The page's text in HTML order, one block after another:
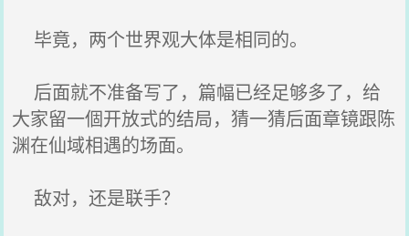
毕竟，两个世界观大体是相同的。
后面就不准备写了，篇幅已经足够多了，给
大家留一個开放式的结局，猜一猜后面章镜跟陈
渊在仙域相遇的场面。
敌对，还是联手？